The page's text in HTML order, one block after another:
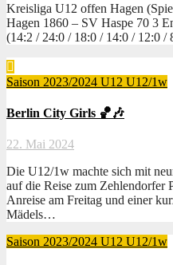
Kreisliga U12 offen Hagen
Hagen 1860 – SV Haspe 70 3
(14:2 / 24:0 / 18:0 / 14:0 / 12:0
Saison 2023/2024 U12 U12/1w
Berlin City Girls 🏀🎶
22. Mai 2024
Die U12/1w machte sich mit
auf die Reise zum Zehlendorfer
Anreise am Freitag und einer
Mädels…
Saison 2023/2024 U12 U12/1w